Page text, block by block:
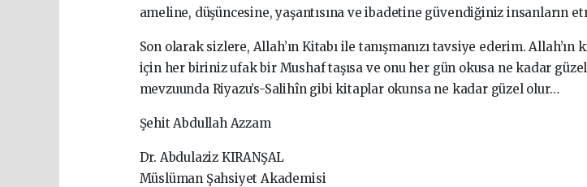
ameline, düşüncesine, yaşantısına ve ibadetine güvendiğiniz insanların
Son olarak sizlere, Allah’ın Kitabı ile tanışmanızı tavsiye ederim. Allah’ın
için her biriniz ufak bir Mushaf taşısa ve onu her gün okusa ne kadar
mevzuunda Riyazu’s-Salihîn gibi kitaplar okunsa ne kadar güzel olur…
Şehit Abdullah Azzam
Dr. Abdulaziz KIRANŞAL
Müslüman Şahsiyet Akademisi